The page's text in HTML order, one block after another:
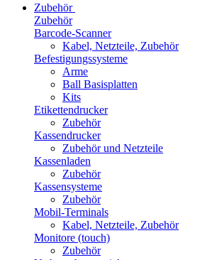
Zubehör
Zubehör
Barcode-Scanner
Kabel, Netzteile, Zubehör
Befestigungssysteme
Arme
Ball Basisplatten
Kits
Etikettendrucker
Zubehör
Kassendrucker
Zubehör und Netzteile
Kassenladen
Zubehör
Kassensysteme
Zubehör
Mobil-Terminals
Kabel, Netzteile, Zubehör
Monitore (touch)
Zubehör